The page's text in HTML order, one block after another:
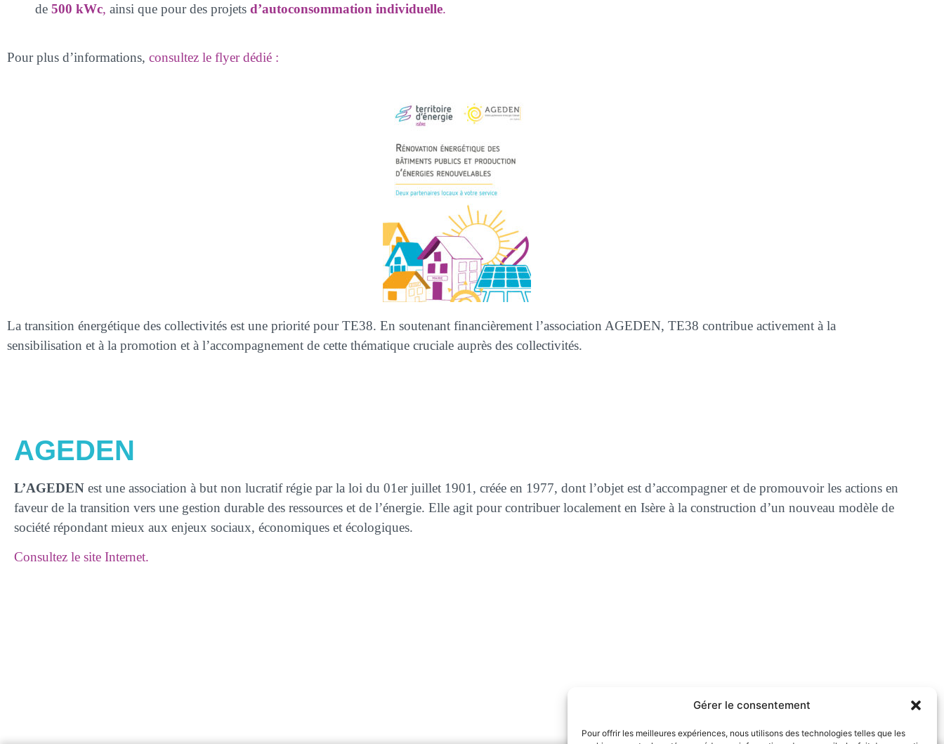
Gérer le consentement
Pour offrir les meilleures expériences, nous utilisons des technologies telles que les
de 500 kWc, ainsi que pour des projets d’autoconsommation individuelle.
Pour plus d’informations, consultez le flyer dédié :
La transition énergétique des collectivités est une priorité pour TE38. En soutenant financièrement l’association AGEDEN, TE38 contribue activement à la
sensibilisation et à la promotion et à l’accompagnement de cette thématique cruciale auprès des collectivités.
AGEDEN
L’AGEDEN est une association à but non lucratif régie par la loi du 01er juillet 1901, créée en 1977, dont l’objet est d’accompagner et de promouvoir les actions en
faveur de la transition vers une gestion durable des ressources et de l’énergie. Elle agit pour contribuer localement en Isère à la construction d’un nouveau modèle de
société répondant mieux aux enjeux sociaux, économiques et écologiques.
Consultez le site Internet.
ISERENOV’ : 5 Questions pour tout comprendre sur l’aide à la rénovation
énergétique destinée aux collectivités Iséroises !